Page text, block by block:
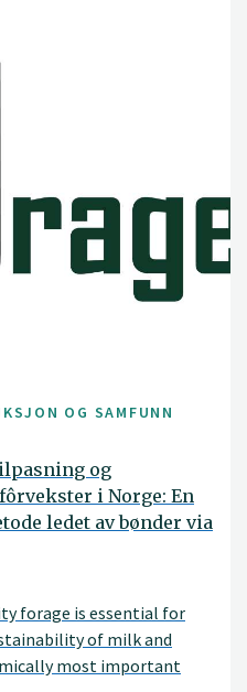
OG SAMFUNN
og
i Norge: En
ledet av bønder via
forage is essential for
of milk and
most important